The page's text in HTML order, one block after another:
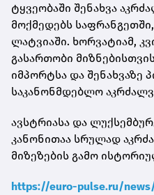
ტყვეობაში შენახვა
მოქმედებს
ლატვიაში. ხორვატიამ,
გასართობი
იმპორტსა და შენახვაზე
საკანონმდებლო
ავსტრიასა და
კანონითაა სრულად
მიზეზების გამო
https://euro-pulse.ru/